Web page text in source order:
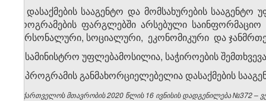
ა) დასაქმების სააგენტო და მომსახურების
პროგრამების ფარგლებში არსებული საინფორმაციო
პერსონალური, სოციალური, ეკონომიკური და
ბ) სამინისტრო უფლებამოსილია, საჭიროების
6. პროგრამის განმახორციელებელია დასაქმების
საქართველოს მთავრობის 2020 წლის 16 ივნისის დადგენილება №372 –